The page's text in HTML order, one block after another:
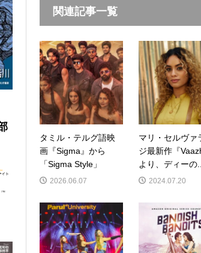
関連記事一覧
タミル・テルグ語映
画『Sigma』から
「Sigma Style」
2026.06.07
マリ・セルヴァ
ジ最新作『
より、ディーの...
2024.07.20